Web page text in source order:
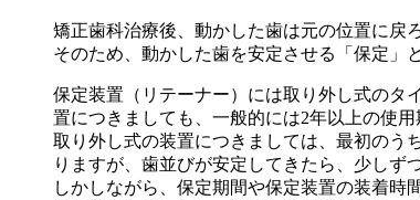
矯正歯科治療後、動かした歯は元の位置に戻
そのため、動かした歯を安定させる「保定」
保定装置（リテーナー）には取り外し式のタ
置につきましても、一般的には2年以上の使用
取り外し式の装置につきましては、最初のう
りますが、歯並びが安定してきたら、少しず
しかしながら、保定期間や保定装置の装着